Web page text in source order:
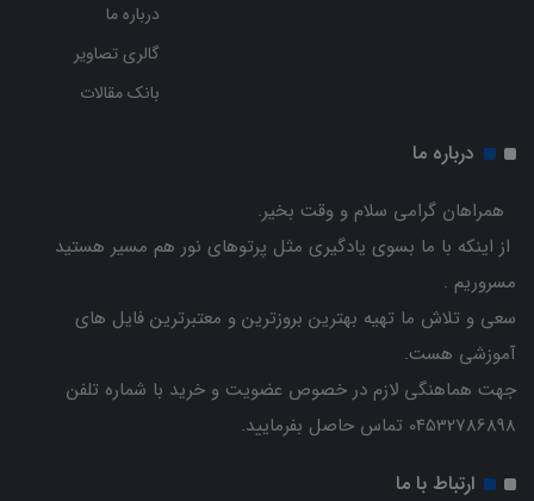
درباره ما
گالری تصاویر
بانک مقالات
درباره ما
همراهان گرامی سلام و وقت بخیر.
از اینکه با ما بسوی یادگیری مثل پرتوهای نور هم مسیر هستید
مسروریم .
سعی و تلاش ما تهیه بهترین بروزترین و معتبرترین فایل های
آموزشی هست.
جهت هماهنگی لازم در خصوص عضویت و خرید با شماره تلفن
04532786898 تماس حاصل بفرمایید.
ارتباط با ما